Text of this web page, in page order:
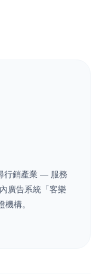
行銷產業 — 服務
廣告系統「客樂
構。